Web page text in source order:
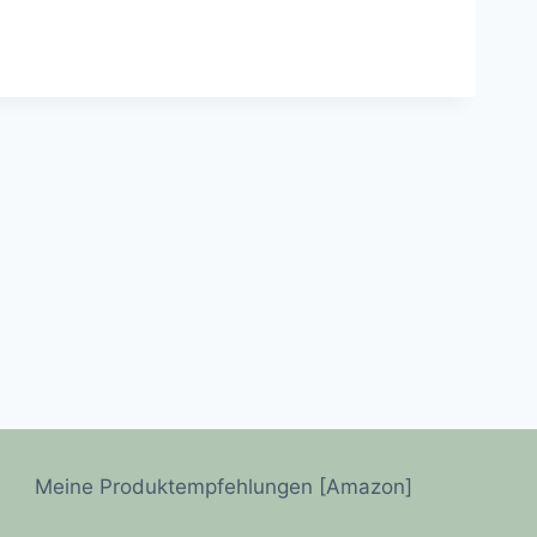
Meine Produktempfehlungen [Amazon]